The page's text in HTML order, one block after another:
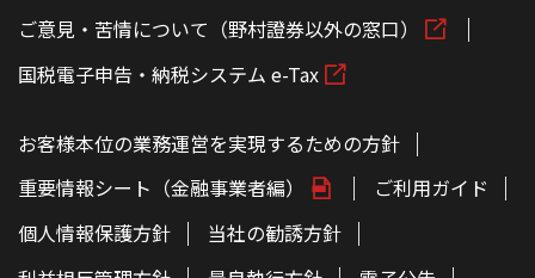
ご意見・苦情について（野村證券以外の窓口）
国税電子申告・納税システム e-Tax
お客様本位の業務運営を実現するための方針
重要情報シート（金融事業者編）
ご利用ガイド
個人情報保護方針
当社の勧誘方針